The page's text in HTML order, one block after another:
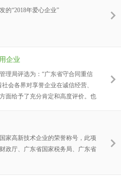
的“2018年爱心企业”
企业
理局评选为：“广东省守合同重信
会各界对享誉企业在诚信经营、
面给予了充分肯定和高度评价。也
家高新技术企业的荣誉称号，此项
政厅、广东省国家税务局、广东省